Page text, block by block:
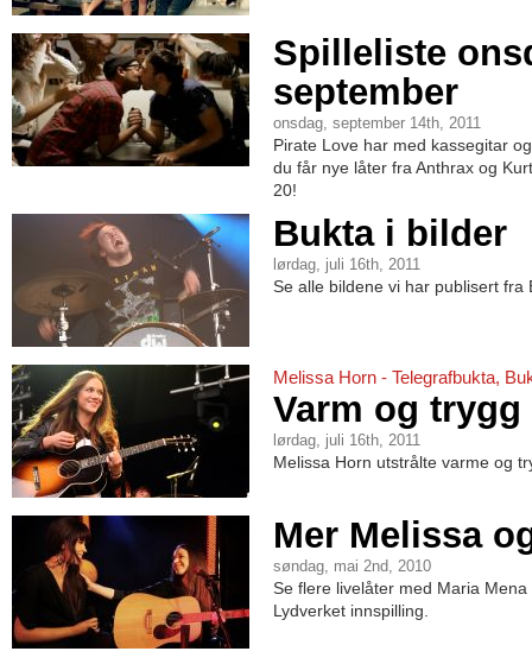
Spilleliste
september
onsdag, september 14th, 2011
Pirate Love har med kassegitar
du får nye låter fra Anthrax og
20!
Bukta i bilder
lørdag, juli 16th, 2011
Se alle bildene vi har publisert fra
Melissa Horn - Telegrafbukta,
Varm og trygg
lørdag, juli 16th, 2011
Melissa Horn utstrålte varme og
Mer Melissa
søndag, mai 2nd, 2010
Se flere livelåter med Maria
Lydverket innspilling.